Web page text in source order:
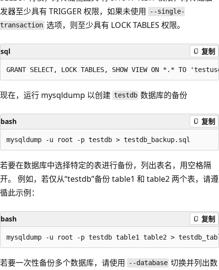
发器至少具有 TRIGGER 权限，如果未使用
--single-
transaction 选项，则至少具有 LOCK TABLES 权限。
sql 复制
现在，运行 mysqldump 以创建 testdb 数据库的备份
bash 复制
若要在数据库中选择特定的表进行备份，列出表名，用空格隔
开。 例如，若仅从“testdb”备份 table1 和 table2 两个表，请遵
循此示例：
bash 复制
若要一次性备份多个数据库，请使用 --database 切换并列出数